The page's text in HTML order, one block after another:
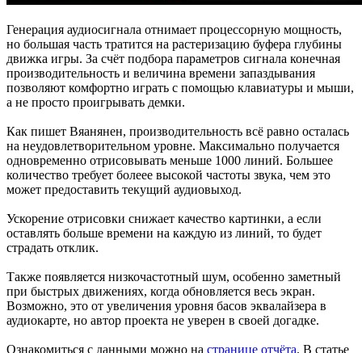
Генерация аудиосигнала отнимает процессорную мощность,
но большая часть тратится на растеризацию буфера глубины
движка игры. За счёт подбора параметров сигнала конечная
производительность и величина времени запаздывания
позволяют комфортно играть с помощью клавиатуры и мыши,
а не просто проигрывать демки.
Как пишет Вяанянен, производительность всё равно осталась
на неудовлетворительном уровне. Максимально получается
одновременно отрисовывать меньше 1000 линий. Большее
количество требует болеее высокой частоты звука, чем это
может предоставить текущий аудиовыход.
Ускорение отрисовки снижает качество картинки, а если
оставлять больше времени на каждую из линий, то будет
страдать отклик.
Также появляется низкочастотный шум, особенно заметный
при быстрых движениях, когда обновляется весь экран.
Возможно, это от увеличения уровня басов эквалайзера в
аудиокарте, но автор проекта не уверен в своей догадке.
Ознакомиться с данными можно на странице отчёта. В статье